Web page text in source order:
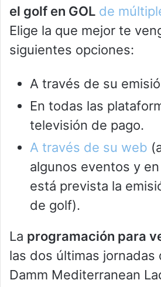
el golf en GOL de
Elige la que mejor te
siguientes opciones:
A través de su
En todas las
televisión de pago.
A través de su web
algunos eventos y
está prevista la
de golf).
La programación para
las dos últimas
Damm Mediterranean